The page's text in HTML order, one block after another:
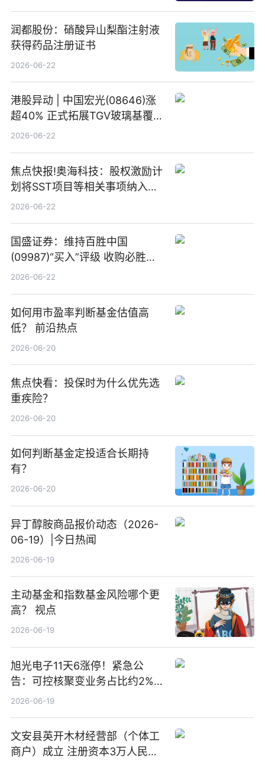
润都股份：硝酸异山梨酯注射液
获得药品注册证书
2026-06-22
港股异动 | 中国宏光(08646)涨
超40% 正式拓展TGV玻璃基覆铜
板新材料业务
2026-06-22
焦点快报!奥海科技：股权激励计
划将SST项目等相关事项纳入专
项业务发展考核指标
2026-06-22
国盛证券：维持百胜中国
(09987)“买入”评级 收购必胜客
中国增厚利润加速成长 信息
2026-06-22
如何用市盈率判断基金估值高
低？ 前沿热点
2026-06-20
焦点快看：投保时为什么优先选
重疾险？
2026-06-20
如何判断基金定投适合长期持
有？
2026-06-20
异丁醇胺商品报价动态（2026-
06-19）|今日热闻
2026-06-19
主动基金和指数基金风险哪个更
高？ 视点
2026-06-19
旭光电子11天6涨停！紧急公
告：可控核聚变业务占比约2%！
前沿热点
2026-06-19
文安县英开木材经营部（个体工
商户）成立 注册资本3万人民币